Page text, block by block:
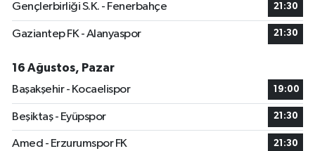
Gençlerbirliği S.K. - Fenerbahçe 21:30
Gaziantep FK - Alanyaspor 21:30
16 Ağustos, Pazar
Başakşehir - Kocaelispor
19:00
Beşiktaş - Eyüpspor 21:30
Amed - Erzurumspor FK 21:30